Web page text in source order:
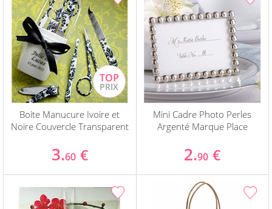
Boite Manucure Ivoire et
Noire Couvercle Transparent
3.60 €
Mini Cadre Photo Perles
Argenté Marque Place
2.90 €